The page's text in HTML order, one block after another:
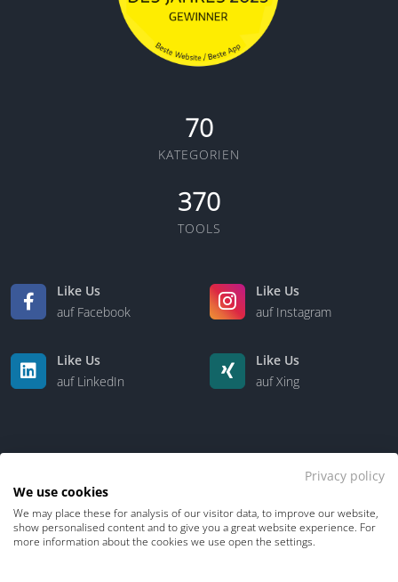
70
KATEGORIEN
370
TOOLS
Like Us
auf Facebook
Like Us
auf Instagram
Like Us
auf LinkedIn
Like Us
auf Xing
Kontakt Über uns
Privacy policy
We use cookies
We may place these for analysis of our visitor data, to improve our website,
show personalised content and to give you a great website experience. For
more information about the cookies we use open the settings.